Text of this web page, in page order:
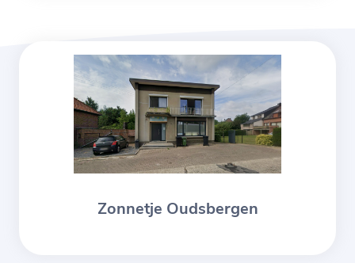
Zonnetje Oudsbergen